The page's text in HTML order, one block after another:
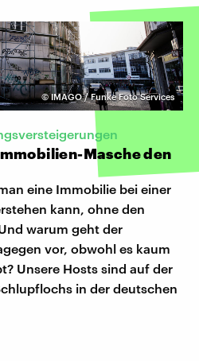
©IMAGO / Funke Foto Services
Masche den
eine Immobilie bei einer
kann, ohne den
warum geht der
vor, obwohl es kaum
Unsere Hosts sind auf der
in der deutschen